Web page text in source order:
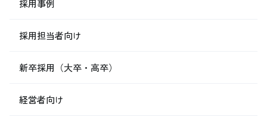
採用事例
採用担当者向け
新卒採用（大卒・高卒）
経営者向け